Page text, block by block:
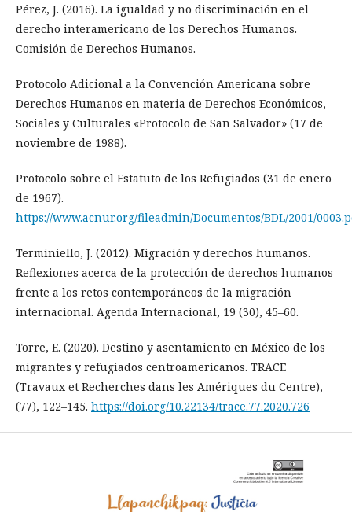
Pérez, J. (2016). La igualdad y no discriminación en el
derecho interamericano de los Derechos Humanos.
Comisión de Derechos Humanos.
Protocolo Adicional a la Convención Americana sobre
Derechos Humanos en materia de Derechos Económicos,
Sociales y Culturales «Protocolo de San Salvador» (17 de
noviembre de 1988).
Protocolo sobre el Estatuto de los Refugiados (31 de enero
de 1967).
https://www.acnur.org/fileadmin/Documentos/BDL/2001/
Terminiello, J. (2012). Migración y derechos humanos.
Reflexiones acerca de la protección de derechos humanos
frente a los retos contemporáneos de la migración
internacional. Agenda Internacional, 19 (30), 45–60.
Torre, E. (2020). Destino y asentamiento en México de los
migrantes y refugiados centroamericanos. TRACE
(Travaux et Recherches dans les Amériques du Centre),
(77), 122–145. https://doi.org/10.22134/trace.77.2020.726